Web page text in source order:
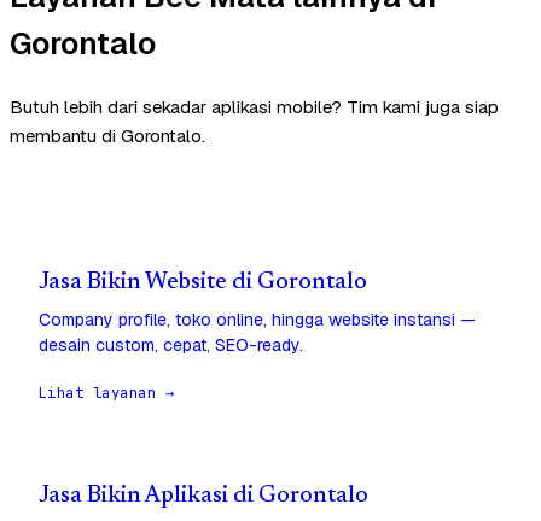
Gorontalo
Butuh lebih dari sekadar aplikasi mobile? Tim kami juga siap
membantu di Gorontalo.
Jasa Bikin Website di Gorontalo
Company profile, toko online, hingga website instansi —
desain custom, cepat, SEO-ready.
Lihat layanan →
Jasa Bikin Aplikasi di Gorontalo